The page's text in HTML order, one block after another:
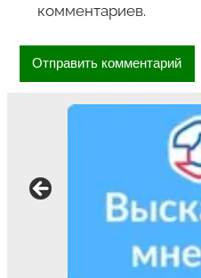
комментариев.